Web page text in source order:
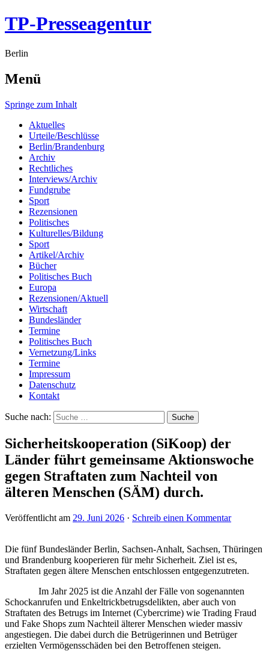
TP-Presseagentur
Berlin
Menü
Springe zum Inhalt
Aktuelles
Urteile/Beschlüsse
Berlin/Brandenburg
Archiv
Rechtliches
Interviews/Archiv
Fundgrube
Sport
Rezensionen
Politisches
Kulturelles/Bildung
Sport
Artikel/Archiv
Bücher
Politisches Buch
Europa
Rezensionen/Aktuell
Wirtschaft
Bundesländer
Termine
Politisches Buch
Vernetzung/Links
Termine
Impressum
Datenschutz
Kontakt
Suche nach:
Sicherheitskooperation (SiKoop) der
Länder führt gemeinsame Aktionswoche
gegen Straftaten zum Nachteil von
älteren Menschen (SÄM) durch.
Veröffentlicht am 29. Juni 2026 · Schreib einen Kommentar
Die fünf Bundesländer Berlin, Sachsen-Anhalt, Sachsen, Thüringen
und Brandenburg kooperieren für mehr Sicherheit. Ziel ist es,
Straftaten gegen ältere Menschen entschlossen entgegenzutreten.
Im Jahr 2025 ist die Anzahl der Fälle von sogenannten
Schockanrufen und Enkeltrickbetrugsdelikten, aber auch von
Straftaten des Betrugs im Internet (Cybercrime) wie Trading Fraud
und Fake Shops zum Nachteil älterer Menschen wieder massiv
angestiegen. Die dabei durch die Betrügerinnen und Betrüger
erzielten Vermögensschäden bei den Betroffenen steigen.